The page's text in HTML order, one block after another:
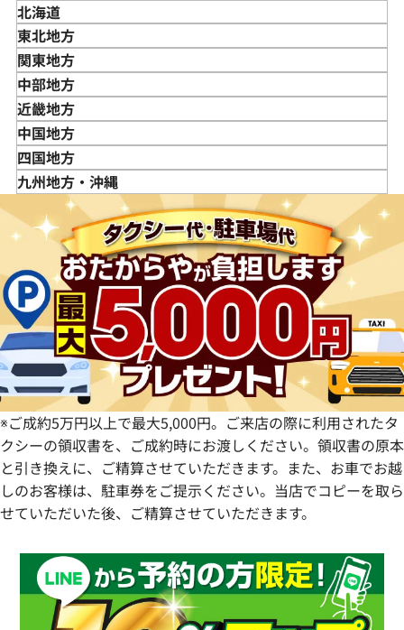
北海道
東北地方
青森県
岩手県
宮城県
秋田県
山形県
福島県
関東地方
東京都
神奈川県
埼玉県
千葉県
茨城県
栃木県
群馬県
中部地方
新潟県
富山県
石川県
山梨県
長野県
岐阜県
静岡県
愛知県
近畿地方
三重県
滋賀県
京都府
兵庫県
奈良県
和歌山県
中国地方
鳥取県
島根県
広島県
山口県
四国地方
徳島県
愛媛県
九州地方・沖縄
佐賀県
長崎県
熊本県
大分県
宮崎県
鹿児島県
※ご成約5万円以上で最大5,000円。ご来店の際に利用されたタ
クシーの領収書を、ご成約時にお渡しください。領収書の原本
と引き換えに、ご精算させていただきます。また、お車でお越
しのお客様は、駐車券をご提示ください。当店でコピーを取ら
せていただいた後、ご精算させていただきます。